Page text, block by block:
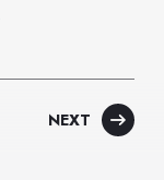
NEXT